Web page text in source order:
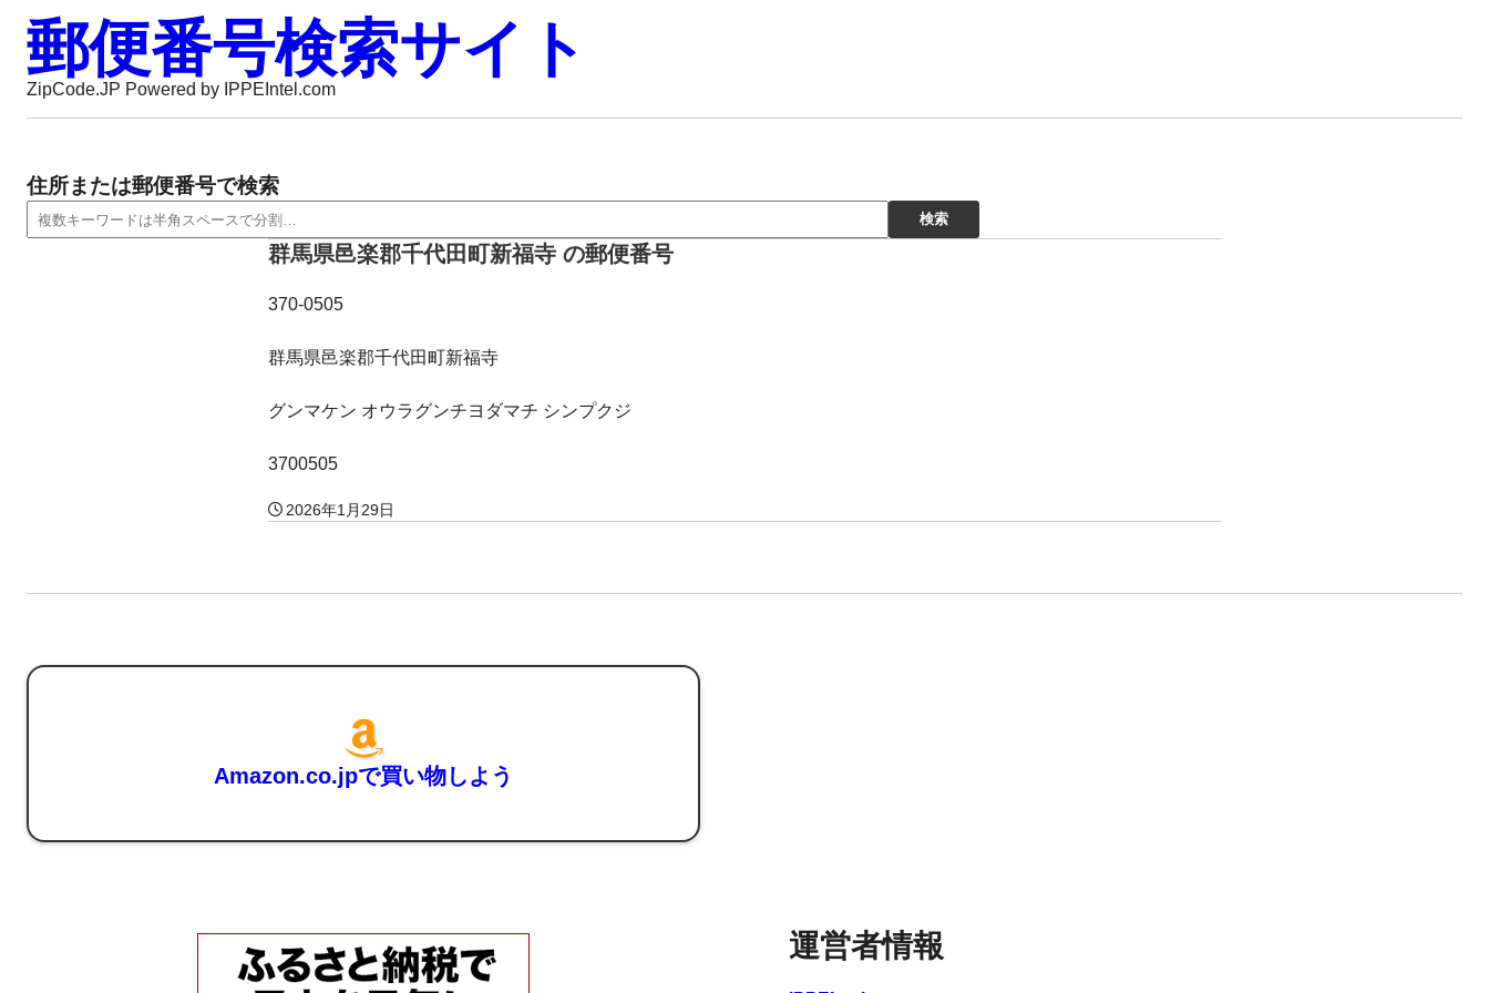
郵便番号検索サイト
ZipCode.JP Powered by IPPEIntel.com
住所または郵便番号で検索
群馬県邑楽郡千代田町新福寺 の郵便番号
370-0505
群馬県邑楽郡千代田町新福寺
グンマケン オウラグンチヨダマチ シンプクジ
3700505
2026年1月29日
Amazon.co.jpで買い物しよう
運営者情報